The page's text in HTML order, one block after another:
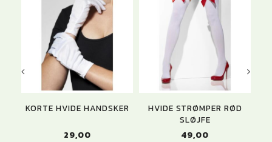
KORTE HVIDE HANDSKER
29,00
HVIDE STRØMPER RØD
SLØJFE
49,00